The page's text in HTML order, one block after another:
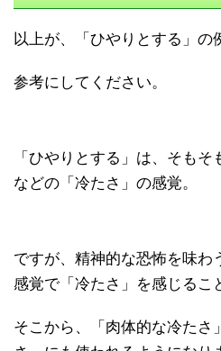
以上が、「ひやりとする」の
参考にしてください。
「ひやりとする」は、そも
などの「冷たさ」の感覚。
ですが、精神的な恐怖を味わ
感覚で「冷たさ」を感じるこ
そこから、「肉体的な冷たさ